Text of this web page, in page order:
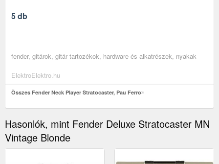
5 db
fender, gitárok, gitár tartozékok, hardware és alkatrészek, nyakak
ElektroElektro.hu
Összes Fender Neck Player Stratocaster, Pau Ferro
Hasonlók, mint Fender Deluxe Stratocaster MN
Vintage Blonde